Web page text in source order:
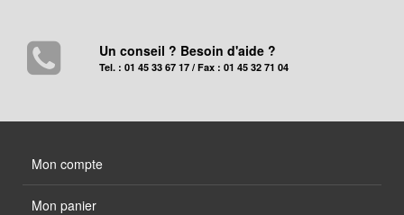
Un conseil ? Besoin d'aide ?
Tel. : 01 45 33 67 17 / Fax : 01 45 32 71 04
Mon compte
Mon panier